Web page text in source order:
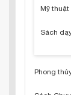
Mỹ thuật
Sách
Phong